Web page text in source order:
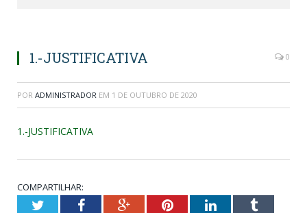
1.-JUSTIFICATIVA 0
POR ADMINISTRADOR EM 1 DE OUTUBRO DE 2020
1.-JUSTIFICATIVA
COMPARTILHAR:
TwitterFacebookGoogle+PinterestLinkedInTumblr